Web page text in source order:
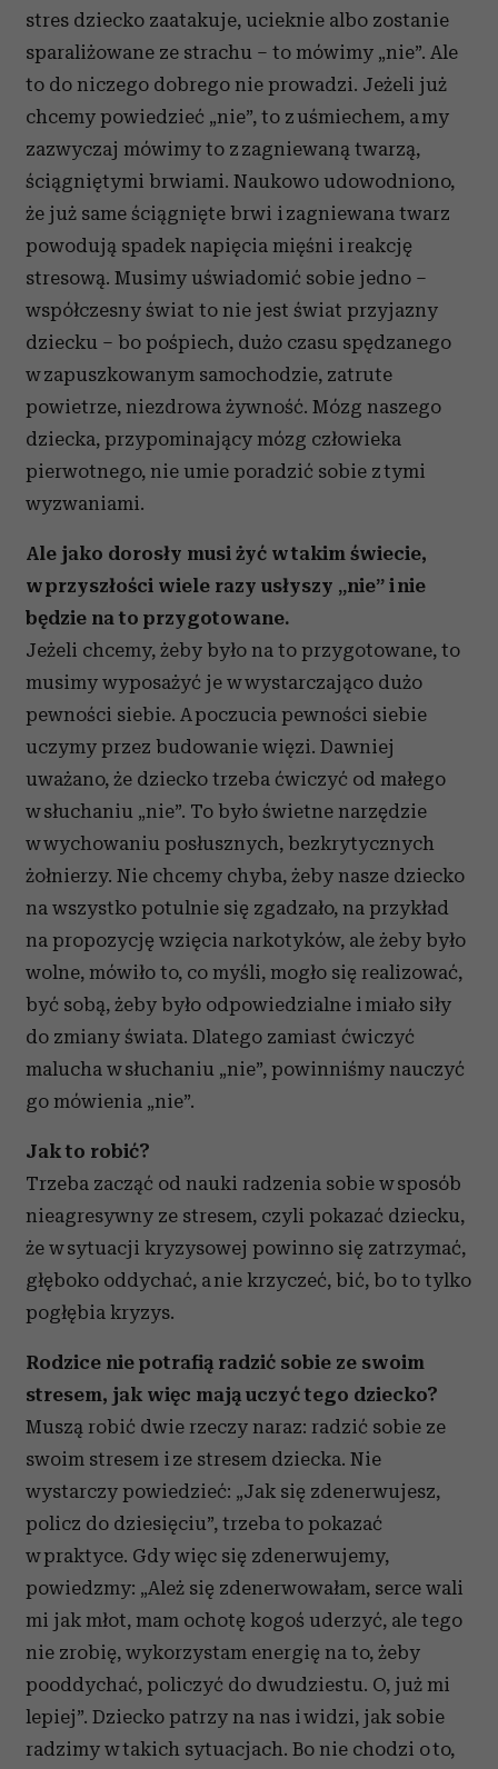
stres dziecko zaatakuje, ucieknie albo zostanie
sparaliżowane ze strachu – to mówimy „nie”. Ale
to do niczego dobrego nie prowadzi. Jeżeli już
chcemy powiedzieć „nie”, to z uśmiechem, a my
zazwyczaj mówimy to z zagniewaną twarzą,
ściągniętymi brwiami. Naukowo udowodniono,
że już same ściągnięte brwi i zagniewana twarz
powodują spadek napięcia mięśni i reakcję
stresową. Musimy uświadomić sobie jedno –
współczesny świat to nie jest świat przyjazny
dziecku – bo pośpiech, dużo czasu spędzanego
w zapuszkowanym samochodzie, zatrute
powietrze, niezdrowa żywność. Mózg naszego
dziecka, przypominający mózg człowieka
pierwotnego, nie umie poradzić sobie z tymi
wyzwaniami.
Ale jako dorosły musi żyć w takim świecie,
w przyszłości wiele razy usłyszy „nie” i nie
będzie na to przygotowane.
Jeżeli chcemy, żeby było na to przygotowane, to
musimy wyposażyć je w wystarczająco dużo
pewności siebie. A poczucia pewności siebie
uczymy przez budowanie więzi. Dawniej
uważano, że dziecko trzeba ćwiczyć od małego
w słuchaniu „nie”. To było świetne narzędzie
w wychowaniu posłusznych, bezkrytycznych
żołnierzy. Nie chcemy chyba, żeby nasze dziecko
na wszystko potulnie się zgadzało, na przykład
na propozycję wzięcia narkotyków, ale żeby było
wolne, mówiło to, co myśli, mogło się realizować,
być sobą, żeby było odpowiedzialne i miało siły
do zmiany świata. Dlatego zamiast ćwiczyć
malucha w słuchaniu „nie”, powinniśmy nauczyć
go mówienia „nie”.
Jak to robić?
Trzeba zacząć od nauki radzenia sobie w sposób
nieagresywny ze stresem, czyli pokazać dziecku,
że w sytuacji kryzysowej powinno się zatrzymać,
głęboko oddychać, a nie krzyczeć, bić, bo to tylko
pogłębia kryzys.
Rodzice nie potrafią radzić sobie ze swoim
stresem, jak więc mają uczyć tego dziecko?
Muszą robić dwie rzeczy naraz: radzić sobie ze
swoim stresem i ze stresem dziecka. Nie
wystarczy powiedzieć: „Jak się zdenerwujesz,
policz do dziesięciu”, trzeba to pokazać
w praktyce. Gdy więc się zdenerwujemy,
powiedzmy: „Ależ się zdenerwowałam, serce wali
mi jak młot, mam ochotę kogoś uderzyć, ale tego
nie zrobię, wykorzystam energię na to, żeby
pooddychać, policzyć do dwudziestu. O, już mi
lepiej”. Dziecko patrzy na nas i widzi, jak sobie
radzimy w takich sytuacjach. Bo nie chodzi o to,